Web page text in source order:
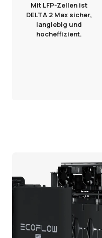
Mit LFP-Zellen ist
DELTA 2 Max sicher,
langlebig und
hocheffizient.